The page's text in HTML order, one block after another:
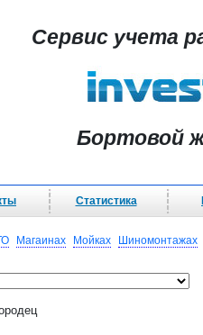
Сервис учета
Бортовой
Статистика
Магаинах Мойках Шиномонтажах